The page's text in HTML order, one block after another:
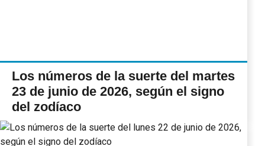
Los números de la suerte del martes
23 de junio de 2026, según el signo
del zodíaco